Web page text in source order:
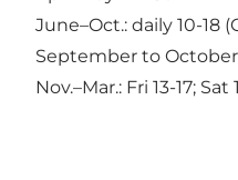
June–Oct.: daily 10-18
September to
Nov.–Mar.: Fri 13-17; Sat